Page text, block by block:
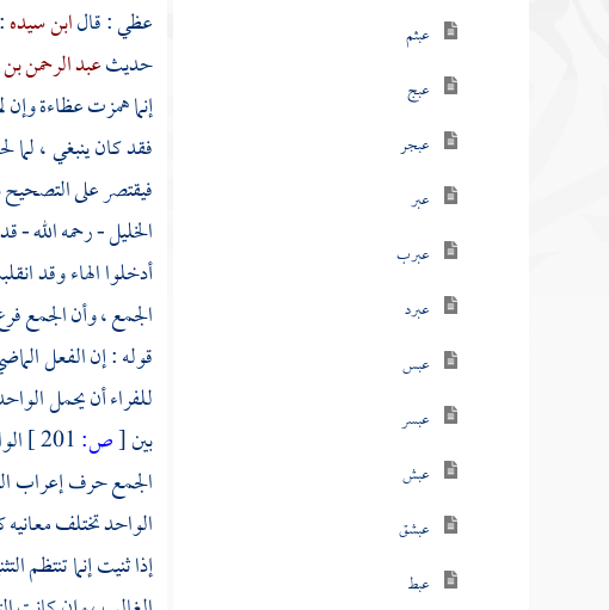
عبثم
عبج
عبجر
عبر
عبرب
عبرد
عبس
عبسر
عبش
عبشق
عبط
عظي : قالابن سيده
حديثعبد الرحمن
إنما همزت عظاءة
فقد كان ينبغي ،
فيقتصر على التصحيح
الخليل- رحمه الله -
أدخلوا الهاء وقد
الجمع ، وأن الجمع
قوله : إن الفعل
للفراءأن يحمل
بين[ص:
الجمع حرف إعراب
الواحد تختلف
إذا ثنيت إنما تنتظم